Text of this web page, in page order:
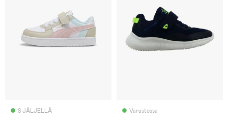
8 JÄLJELLÄ Varastossa